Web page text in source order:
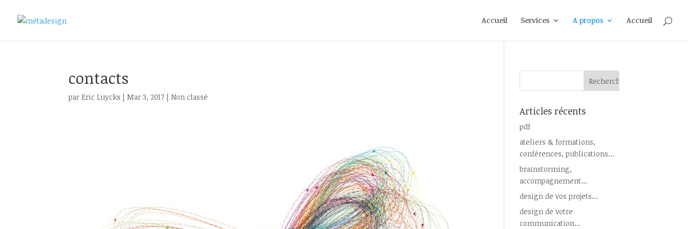
Accueil Services A propos Accueil
contacts
par Eric Luyckx| Mar 3, 2017 | Non classé
Articles récents
pdf
ateliers & formations,
conférences, publications…
brainstorming,
accompagnement…
design de vos projets…
design de votre
communication…